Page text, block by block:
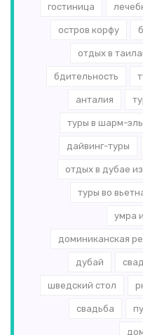
гостиница
остров корфу
отдых в
бдительность
анталия
туры в шарм-
дайвинг-туры
отдых в дубае
туры во
умра
доминиканская
дубай
шведский стол
свадьба